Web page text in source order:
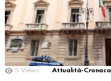
5 Views Attualità-Cronaca